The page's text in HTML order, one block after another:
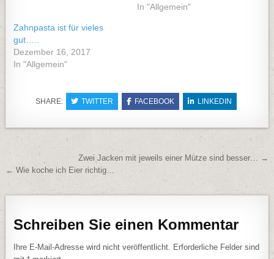
In "Allgemein"
Zahnpasta ist für vieles
gut…..
Dezember 16, 2017
In "Allgemein"
SHARE: TWITTER FACEBOOK LINKEDIN
Beitragsnavigation
Zwei Jacken mit jeweils einer Mütze sind besser… →
← Wie koche ich Eier richtig…
Schreiben Sie einen Kommentar
Ihre E-Mail-Adresse wird nicht veröffentlicht.
Erforderliche Felder sind